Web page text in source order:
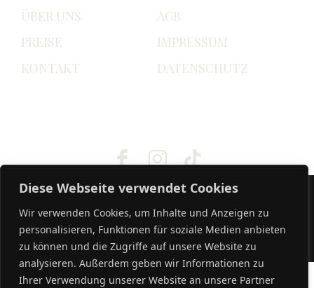
Diese Webseite verwendet Cookies
Wir verwenden Cookies, um Inhalte und Anzeigen zu
personalisieren, Funktionen für soziale Medien anbieten
zu können und die Zugriffe auf unsere Website zu
analysieren. Außerdem geben wir Informationen zu
Ihrer Verwendung unserer Website an unsere Partner
ÜBER UNS
PREISE
KONTAKT
AGB
IMPRESSUM
DATENSCHUTZ